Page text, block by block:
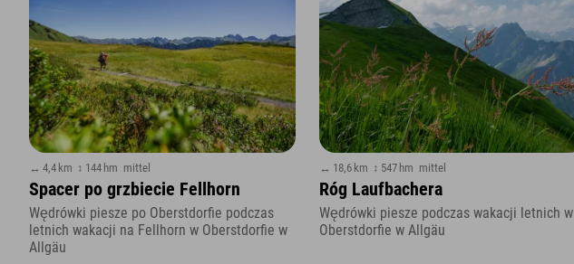
↔ 4,4 km ↕ 144 hm mittel
Spacer po grzbiecie Fellhorn
Wędrówki piesze po Oberstdorfie podczas
letnich wakacji na Fellhorn w Oberstdorfie w
Allgäu
↔ 18,6 km ↕ 547 hm mittel
Róg Laufbachera
Wędrówki piesze podczas wakacji letnich w
Oberstdorfie w Allgäu